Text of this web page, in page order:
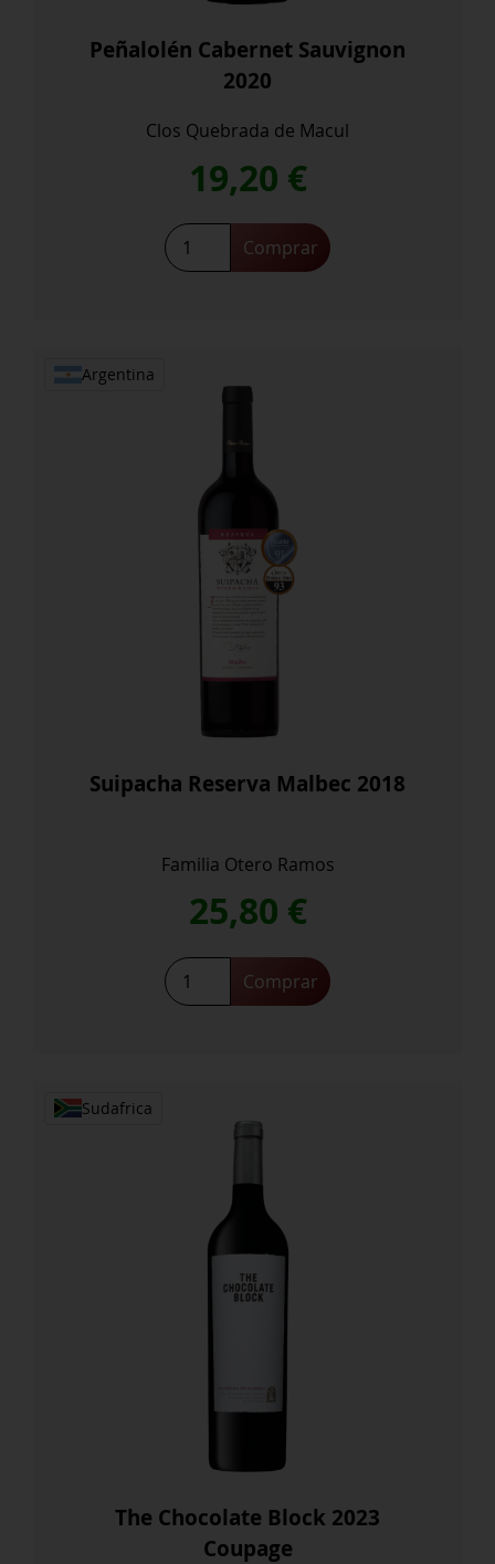
Peñalolén Cabernet Sauvignon
2020
Clos Quebrada de Macul
19,20 €
Peñalolén
Cabernet
Comprar
Argentina
Suipacha Reserva Malbec 2018
Familia Otero Ramos
25,80 €
Suipacha
Reserva
Comprar
Sudafrica
The Chocolate Block 2023
Coupage